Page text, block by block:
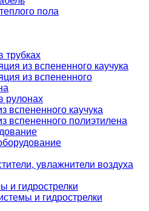
пола
трубках
из вспененного каучука
из вспененного
рулонах
вспененного каучука
вспененного полиэтилена
увлажнители воздуха
и гидрострелки
и гидрострелки